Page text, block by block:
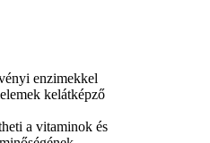
enzimekkel
kelátképző
a vitaminok és